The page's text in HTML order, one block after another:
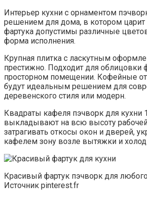
Интерьер кухни с орнаментом
решением для дома, в котором царит
фартука допустимы различные
форма исполнения.
Крупная плитка с ласкутным
престижно. Подходит для облицовки
просторном помещении. Кофейные
будут идеальным решением для
деревенского стиля или модерн.
Квадраты кафеля пэчворк для кухни
выкладывают на всю высоту
затрагивать откосы окон и дверей,
кафелем зону возле вытяжки и
Красивый фартук пэчворк для
Источник pinterest.fr